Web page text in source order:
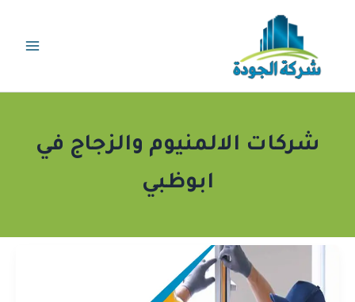
شركات الالمنيوم والزجاج في
ابوظبي